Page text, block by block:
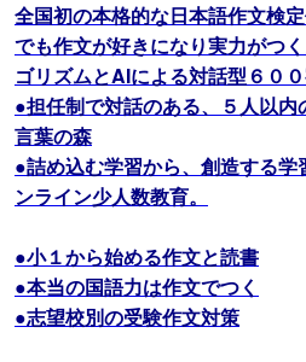
全国初の本格的な日本語作文検
でも作文が好きになり実力がつ
ゴリズムとAIによる対話型６０
●担任制で対話のある、５人以
言葉の森
●詰め込む学習から、創造する
ンライン少人数教育。
●小１から始める作文と読書
●本当の国語力は作文でつく
●志望校別の受験作文対策